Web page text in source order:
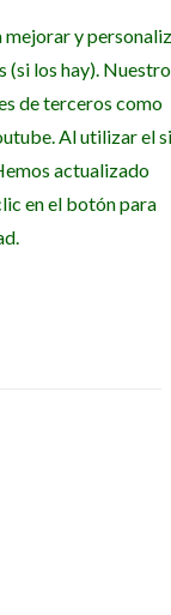
y
(si los hay). Nuestro
de terceros como
Al utilizar el
actualizado
en el botón para